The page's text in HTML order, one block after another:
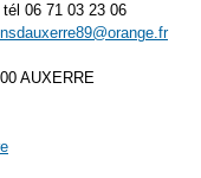
tél 06 71 03 23 06
AUXERRE